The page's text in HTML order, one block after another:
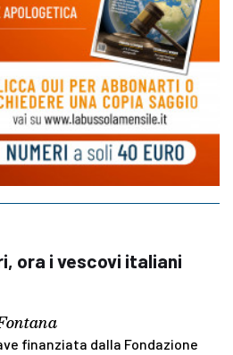
ora i vescovi italiani
finanziata dalla Fondazione